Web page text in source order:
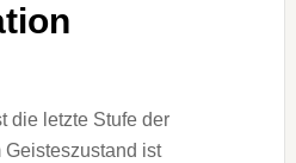
die letzte Stufe der
Geisteszustand ist